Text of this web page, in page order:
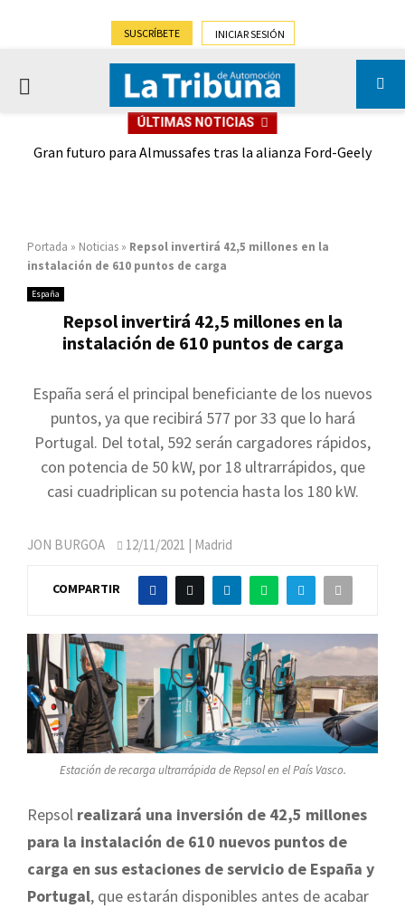
SUSCRÍBETE INICIAR SESIÓN
PRIMARY
ÚLTIMAS NOTICIAS
Gran futuro para Almussafes tras la alianza Ford-Geely
Portada » Noticias » Repsol invertirá 42,5 millones en la
instalación de 610 puntos de carga
España
Repsol invertirá 42,5 millones en la
instalación de 610 puntos de carga
España será el principal beneficiante de los nuevos
puntos, ya que recibirá 577 por 33 que lo hará
Portugal. Del total, 592 serán cargadores rápidos,
con potencia de 50 kW, por 18 ultrarrápidos, que
casi cuadriplican su potencia hasta los 180 kW.
JON BURGOA 12/11/2021 | Madrid
COMPARTIR
Estación de recarga ultrarrápida de Repsol en el País Vasco.
Repsol realizará una inversión de 42,5 millones
para la instalación de 610 nuevos puntos de
carga en sus estaciones de servicio de España y
Portugal, que estarán disponibles antes de acabar